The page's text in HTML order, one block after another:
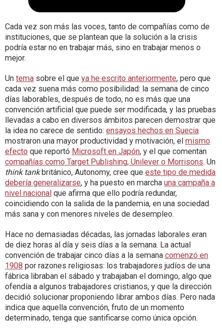
Cada vez son más las voces, tanto de compañías como de
instituciones, que se plantean que la solución a la crisis
podría estar no en trabajar más, sino en trabajar menos o
mejor.
Un tema sobre el que ya he escrito anteriormente, pero que
cada vez suena más como posibilidad: la semana de cinco
días laborables, después de todo, no es más que una
convención artificial que puede ser modificada, y las pruebas
llevadas a cabo en diversos ámbitos parecen demostrar que
la idea no carece de sentido: ensayos hechos en Suecia
mostraron una mayor productividad y motivación, el mismo
efecto que reportó Microsoft en Japón, y el que comentan
compañías como Target Publishing, Unilever o Morrisons. Un
think tankbritánico, Autonomy, cree que este tipo de medida
debería generalizarse, y ha puesto en marcha una campaña a
nivel nacional que afirma que ello podría redundar,
coincidiendo con la salida de la pandemia, en una sociedad
más sana y con menores niveles de desempleo.
Hace no demasiadas décadas, las jornadas laborales eran
de diez horas al día y seis días a la semana. La actual
convención de trabajar cinco días a la semana comenzó en
1908 por razones religiosas: los trabajadores judíos de una
fábrica libraban el sábado y trabajaban el domingo, algo que
ofendía a algunos trabajadores cristianos, y que la dirección
decidió solucionar proponiendo librar ambos días. Pero nada
indica que aquella convención, fruto de un momento
determinado, tenga que santificarse como única opción.